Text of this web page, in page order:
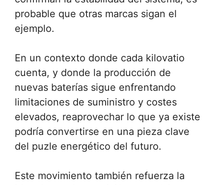
probable que otras marcas sigan el
ejemplo.
En un contexto donde cada kilovatio
cuenta, y donde la producción de
nuevas baterías sigue enfrentando
limitaciones de suministro y costes
elevados, reaprovechar lo que ya existe
podría convertirse en una pieza clave
del puzle energético del futuro.
Este movimiento también refuerza la